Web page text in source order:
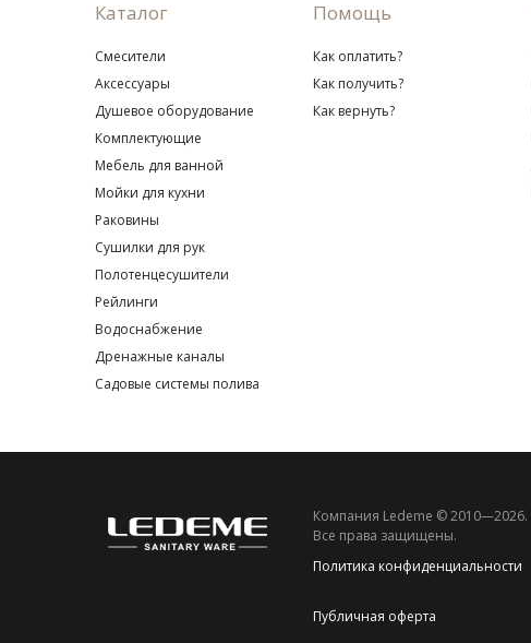
Каталог
Смесители
Аксессуары
Душевое оборудование
Комплектующие
Мебель для ванной
Мойки для кухни
Раковины
Сушилки для рук
Полотенцесушители
Рейлинги
Водоснабжение
Дренажные каналы
Садовые системы полива
Помощь
Как оплатить?
Как получить?
Как вернуть?
Компания Ledeme © 2010—2026.
Все права защищены.
Политика конфиденциальности
Публичная оферта